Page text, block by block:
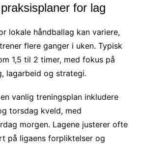
for lag
lokale håndballag kan variere,
flere ganger i uken. Typisk
1,5 til 2 timer, med fokus på
lagarbeid og strategi.
vanlig treningsplan inkludere
torsdag kveld, med
morgen. Lagene justerer ofte
på ligaens forpliktelser og